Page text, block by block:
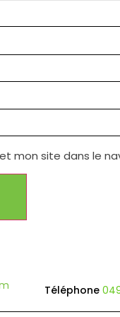
mon site dans le
Téléphone